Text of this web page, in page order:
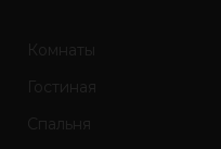
Комнаты
Гостиная
Спальня